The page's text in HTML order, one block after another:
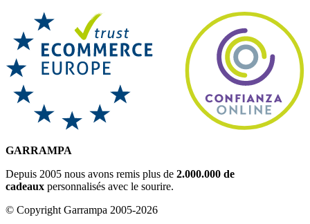
GARRAMPA
Depuis 2005 nous avons remis plus de 2.000.000 de
cadeaux personnalisés avec le sourire.
© Copyright Garrampa 2005-2026